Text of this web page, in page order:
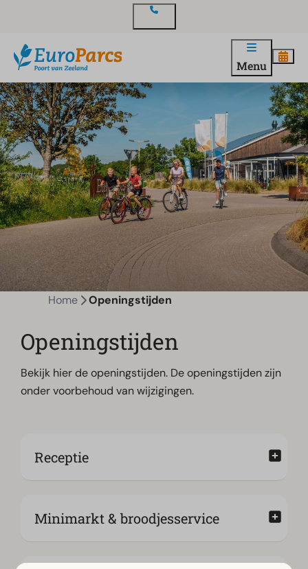
Menu
Home Openingstijden
Openingstijden
Bekijk hier de openingstijden. De openingstijden zijn
onder voorbehoud van wijzigingen.
Receptie
Minimarkt & broodjesservice